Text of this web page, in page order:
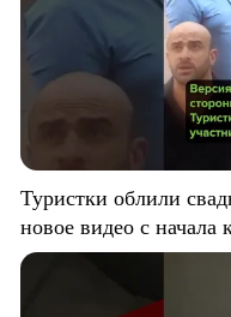
Туристки облили
новое видео с начала